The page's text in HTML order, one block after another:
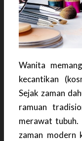
Wanita
kecantikan
Sejak zaman
ramuan
merawat
zaman modern